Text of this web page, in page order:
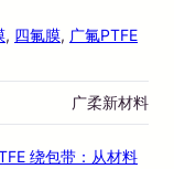
, 四氟膜, 广氟PTFE
广柔新材料
绕包带：从材料